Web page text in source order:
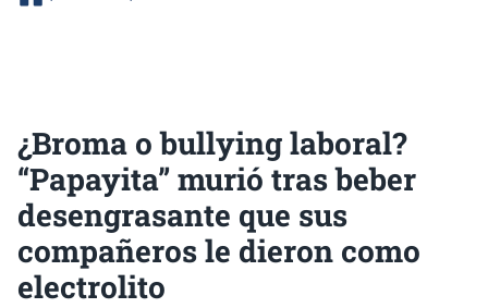
¿Broma o bullying laboral?
“Papayita” murió tras beber
desengrasante que sus
compañeros le dieron como
electrolito